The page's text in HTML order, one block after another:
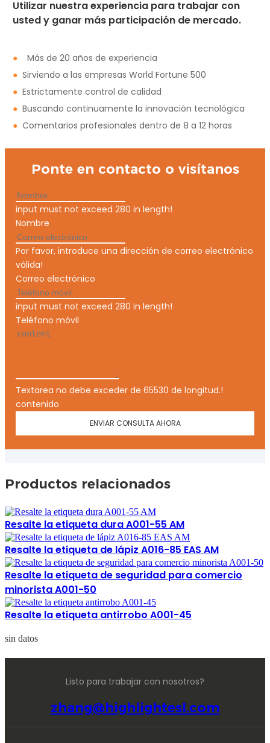
Utilizar nuestra experiencia para trabajar con
usted y ganar más participación de mercado.
●
Más de 20 años de experiencia
●Sirviendo a las empresas World Fortune 500
●Estrictamente control de calidad
●Buscando continuamente la innovación tecnológica
●Comentarios profesionales dentro de 8 a 12 horas
Ponte en contacto o visítanos
input must not exceed 280 in length!
Nombre
Por favor, introduce una dirección de correo electrónico
válida!
Correo electrónico
input must not exceed 280 in length!
Teléfono móvil
Textarea no debe exceder de 65530 de longitud.!
contenido
ENVIAR CONSULTA AHORA
Productos relacionados
Resalte la etiqueta dura A001-55 AM
Resalte la etiqueta de lápiz A016-85 EAS AM
Resalte la etiqueta de seguridad para comercio
minorista A001-50
Resalte la etiqueta antirrobo A001-45
sin datos
Listo para trabajar con nosotros?
zhang@highlightesl.com